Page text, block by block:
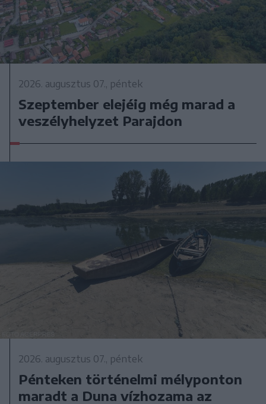
2026. augusztus 07., péntek
Szeptember elejéig még marad a
veszélyhelyzet Parajdon
2026. augusztus 07., péntek
Pénteken történelmi mélyponton
maradt a Duna vízhozama az